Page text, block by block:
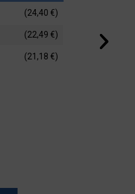
(24,40 €)
(22,49 €)
(21,18 €)